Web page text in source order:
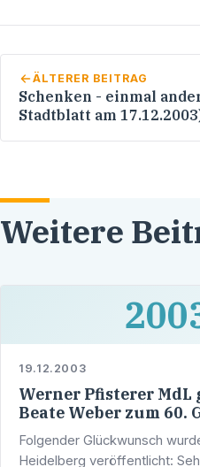
ÄLTERER BEITRAG
Schenken - einmal
Stadtblatt am
Weitere
19.12.2003
Werner Pfisterer
Beate Weber zum 60.
Folgender Glückwunsch
Heidelberg veröffentlicht: